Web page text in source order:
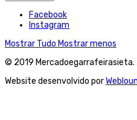
Facebook
Instagram
Mostrar Tudo Mostrar menos
© 2019 Mercadoegarrafeirasieta.
Website desenvolvido por